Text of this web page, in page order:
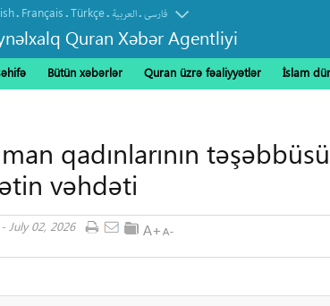
. Français.Türkçe. العربیة.فارسی
Quran Xəbər Agentliyi
Bütün xəbərlər Quran üzrə fəaliyyətlər İslam
qadınlarının
vəhdəti
July 02, 2026